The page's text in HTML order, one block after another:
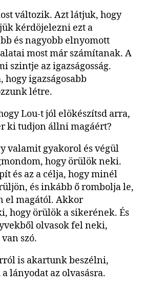
változik. Azt látjuk, hogy
kérdöjelezni ezt a
és nagyobb elnyomott
most már számítanak. A
szintje az igazságosság.
igazságosabb
létre.
Lou-t jól elökészítsd arra,
ki tudjon állni magáért?
valamit gyakorol és végül
hogy örülök neki.
és az a célja, hogy minél
és inkább ő rombolja le,
el magától. Akkor
hogy örülök a sikerének. És
olvasok fel neki,
szó.
is akartunk beszélni,
lányodat az olvasásra.